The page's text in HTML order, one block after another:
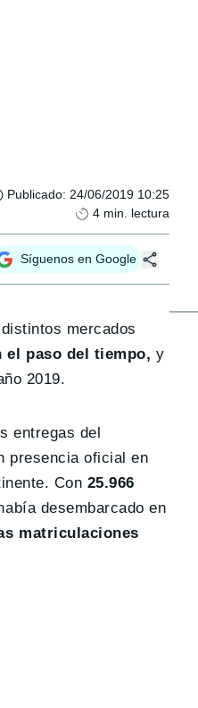
Publicado: 24/06/2019 10:25
4 min. lectura
Síguenos en Google
mercados
el paso del tiempo, y
2019.
entregas del
presencia oficial en
Con 25.966
desembarcado en
matriculaciones